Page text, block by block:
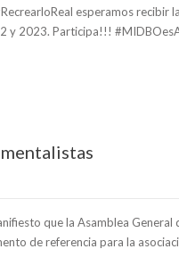
esperamos recibir
y 2023. Participa!!!
que la Asamblea General
de referencia para la